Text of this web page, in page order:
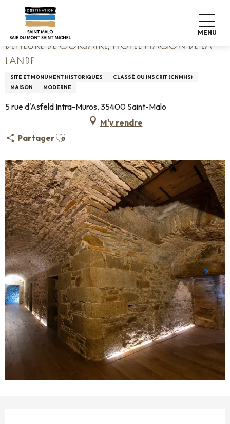
contenu
principal
MENU
Accueil Demeure de Corsaire, Hôtel Magon de La Lande
DEMEURE DE CORSAIRE, HÔTEL MAGON DE LA
LANDE
SITE ET MONUMENT HISTORIQUES
CLASSÉ OU INSCRIT (CNMHS)
MAISON
MODERNE
5 rue d'Asfeld Intra-Muros, 35400 Saint-Malo
M'y rendre
PartagerAjouter aux favoris